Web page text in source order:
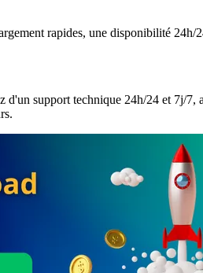
rapides, une disponibilité
support technique 24h/24 et 7j/7,